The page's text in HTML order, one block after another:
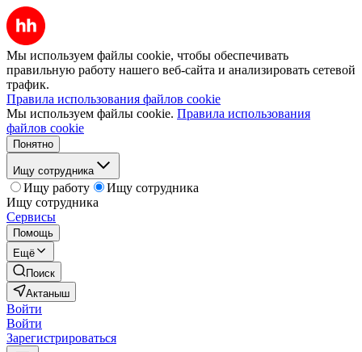
Мы используем файлы cookie, чтобы обеспечивать
правильную работу нашего веб-сайта и анализировать сетевой
трафик.
Правила использования файлов cookie
Мы используем файлы cookie. Правила использования
файлов cookie
Понятно
Ищу сотрудника
Ищу работу
Ищу сотрудника
Ищу сотрудника
Сервисы
Помощь
Ещё
Поиск
Актаныш
Войти
Войти
Зарегистрироваться